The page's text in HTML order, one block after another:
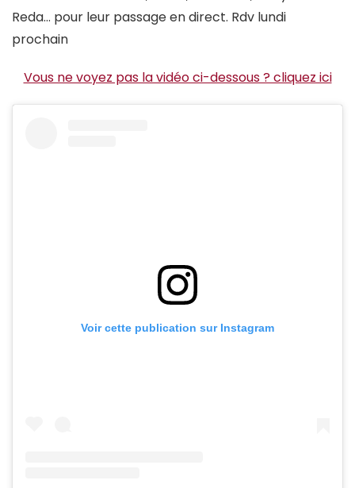
Reda… pour leur passage en direct. Rdv lundi
prochain
Vous ne voyez pas la vidéo ci-dessous ? cliquez ici
Voir cette publication sur Instagram